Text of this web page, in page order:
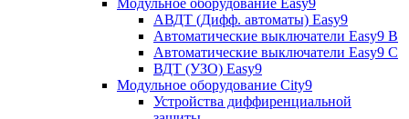
АВДТ (Дифф. автоматы) Easy9
Автоматические выключатели Easy9 В
Автоматические выключатели Easy9 С
ВДТ (УЗО) Easy9
Модульное оборудование City9
Устройства диффиренциальной